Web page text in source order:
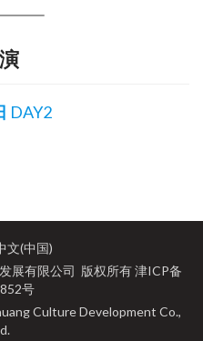
DAY2
文(中国)
展有限公司 版权所有津ICP备
号
Culture Development Co.,